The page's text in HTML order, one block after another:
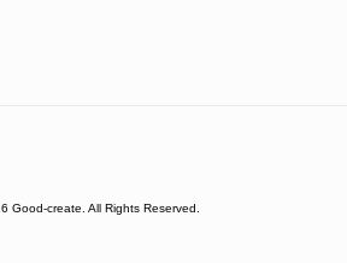
Good-create. All Rights Reserved.